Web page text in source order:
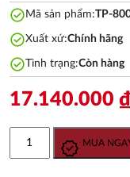
check_circle Mã sản phẩm:TP-
check_circleXuất xứ:Chính hãng
check_circleTình trạng:Còn hàng
17.140.000 ₫
MUA